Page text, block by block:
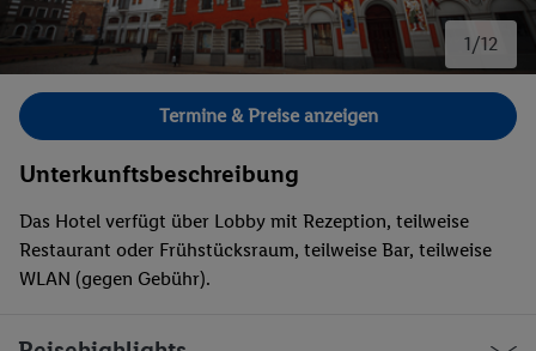
1/12
Bild 1 von 12.
Termine & Preise anzeigen
Unterkunftsbeschreibung
Das Hotel verfügt über Lobby mit Rezeption, teilweise
Restaurant oder Frühstücksraum, teilweise Bar, teilweise
WLAN (gegen Gebühr).